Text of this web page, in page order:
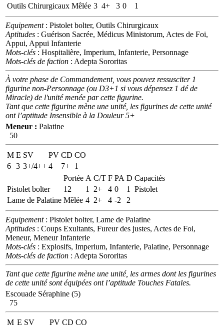
Outils Chirurgicaux Mêlée 3 4+ 3 0 1
Equipement: Pistolet bolter, Outils Chirurgicaux
Aptitudes : Guérison Sacrée, Médicus Ministorum, Actes de Foi,
Appui, Appui Infanterie
Mots-clés : Hospitalière, Imperium, Infanterie, Personnage
Mots-clés de faction : Adepta Sororitas
À votre phase de Commandement, vous pouvez ressusciter 1
figurine non-Personnage (ou D3+1 si vous dépensez 1 dé de
Miracle) de l'unité menée par cette figurine.
Tant que cette figurine mène une unité, les figurines de cette unité
ont l’aptitude Insensible à la Douleur 5+
Meneur : Palatine
50
M E SV PV CD CO
6 3 3+/4++ 4 7+
1
Portée A C/T F PA D Capacités
Pistolet bolter
12 1 2+ 4 0 1
Pistolet
Lame de Palatine Mêlée 4 2+ 4 -2 2
Equipement: Pistolet bolter, Lame de Palatine
Aptitudes : Coups Exultants, Fureur des justes, Actes de Foi,
Meneur, Meneur Infanterie
Mots-clés : Explosifs, Imperium, Infanterie, Palatine, Personnage
Mots-clés de faction : Adepta Sororitas
Tant que cette figurine mène une unité, les armes dont les figurines
de cette unité sont équipées ont l’aptitude Touches Fatales.
Escouade Séraphine (5)
75
M E SV PV CD CO